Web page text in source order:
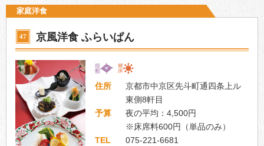
家庭洋食
47 京風洋食 ふらいぱん
住所
京都市中京区先斗町通四条上ル
東側8軒目
予算
夜の平均：4,500円
※床席料600円（単品のみ）
TEL
075-221-6681